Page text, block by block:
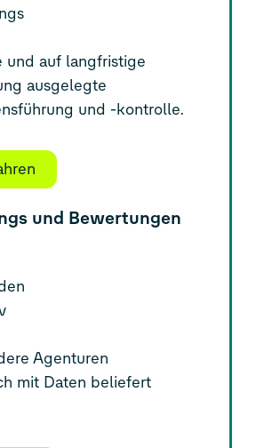
und auf langfristige
ausgelegte
und -kontrolle.
und Bewertungen
Agenturen
mit Daten beliefert